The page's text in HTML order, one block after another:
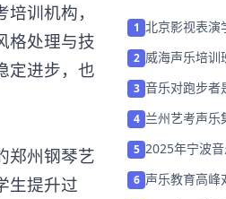
训机构，
格处理与技
定进步，也
郑州钢琴艺
生提升过
1 北京影视表演
2 威海声乐培训
3 音乐对跑步者
4 兰州艺考声乐
5 2025年宁波
6 声乐教育高峰